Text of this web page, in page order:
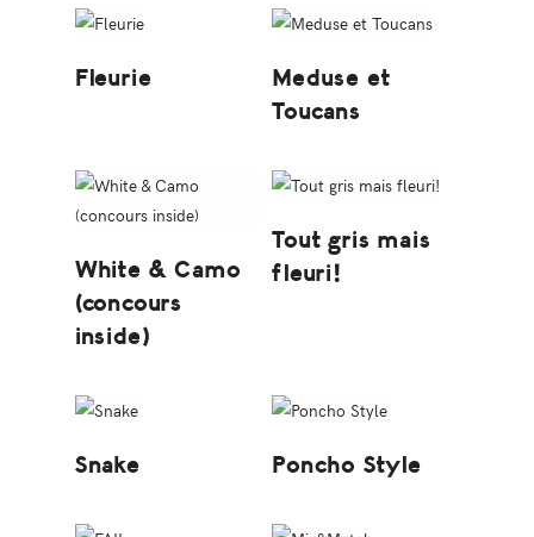
Fleurie
Meduse et
Toucans
White & Camo
(concours
inside)
Tout gris mais
fleuri!
Snake Poncho Style